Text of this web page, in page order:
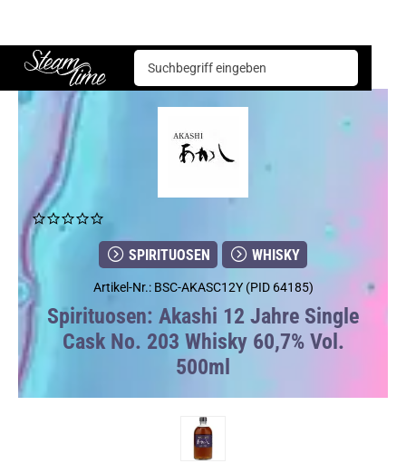
Steam time
Spirituosen Whisky Akashi 12 Jahre Single Cask No. 203 Whisky 60,7% Vol. 500ml
SPIRITUOSEN WHISKY
Artikel-Nr.: BSC-AKASC12Y (PID 64185)
Spirituosen: Akashi 12 Jahre Single
Cask No. 203 Whisky 60,7% Vol.
500ml